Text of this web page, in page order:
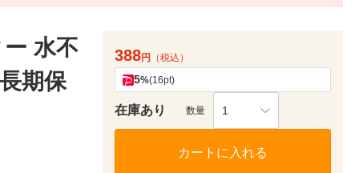
水不
期保
388円 （税込）
5%(16pt)
在庫あり 数量 1
カートに入れる